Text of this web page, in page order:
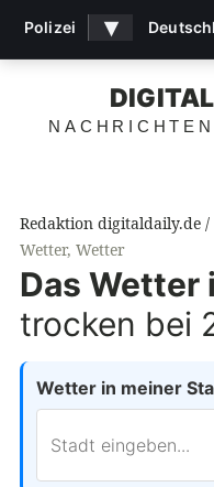
Redaktion digitaldaily.de
Wetter, Wetter
Das Wetter
trocken bei
Wetter in meiner
Polizei ▾